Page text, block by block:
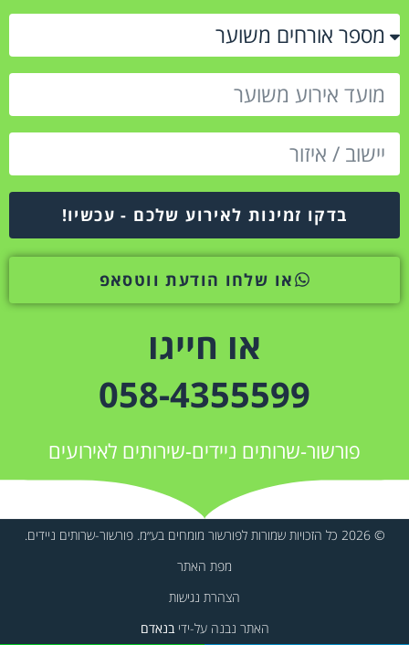
בדקו זמינות לאירוע שלכם - עכשיו!
או שלחו הודעת ווטסאפ
או חייגו
058-4355599
פורשור-שרותים ניידים-שירותים לאירועים
© 2026 כל הזכויות שמורות לפורשור מומחים בע״מ. פורשור-שרותים ניידים.
מפת האתר
הצהרת נגישות
האתר נבנה על-ידיבנאדם